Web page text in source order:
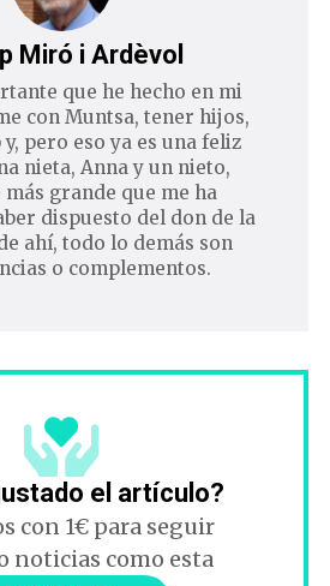
Miró i Ardèvol
que he hecho en mi
con Muntsa, tener hijos,
y, pero eso ya es una feliz
nieta, Anna y un nieto,
más grande que me ha
dispuesto del don de la
ahí, todo lo demás son
o complementos.
el artículo?
con 1€ para seguir
noticias como esta